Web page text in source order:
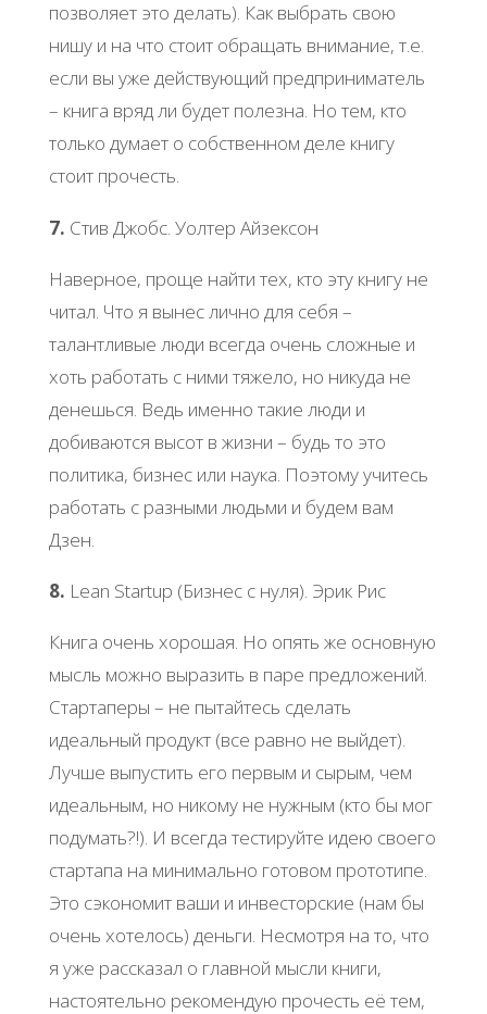
позволяет это делать). Как выбрать свою
нишу и на что стоит обращать внимание, т.е.
если вы уже действующий предприниматель
– книга вряд ли будет полезна. Но тем, кто
только думает о собственном деле книгу
стоит прочесть.
7. Стив Джобс. Уолтер Айзексон
Наверное, проще найти тех, кто эту книгу не
читал. Что я вынес лично для себя –
талантливые люди всегда очень сложные и
хоть работать с ними тяжело, но никуда не
денешься. Ведь именно такие люди и
добиваются высот в жизни – будь то это
политика, бизнес или наука. Поэтому учитесь
работать с разными людьми и будем вам
Дзен.
8. Lean Startup (Бизнес с нуля). Эрик Рис
Книга очень хорошая. Но опять же основную
мысль можно выразить в паре предложений.
Стартаперы – не пытайтесь сделать
идеальный продукт (все равно не выйдет).
Лучше выпустить его первым и сырым, чем
идеальным, но никому не нужным (кто бы мог
подумать?!). И всегда тестируйте идею своего
стартапа на минимально готовом прототипе.
Это сэкономит ваши и инвесторские (нам бы
очень хотелось) деньги. Несмотря на то, что
я уже рассказал о главной мысли книги,
настоятельно рекомендую прочесть её тем,